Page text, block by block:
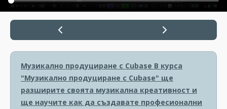
Музикално продуциране с Cubase В курса
"Музикално продуциране с Cubase" ще
разширите своята музикална креативност и
ще научите как да създавате професионални